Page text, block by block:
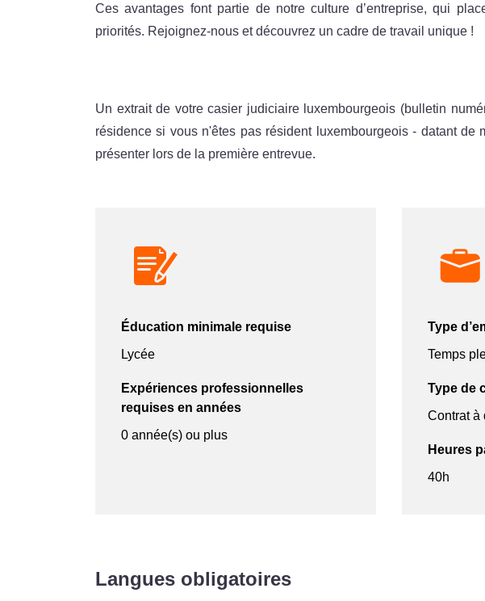
Ces avantages font partie de notre culture d’entreprise, qui
priorités. Rejoignez-nous et découvrez un cadre de travail unique !
Un extrait de votre casier judiciaire luxembourgeois (bulletin
résidence si vous n'êtes pas résident luxembourgeois - datant de
présenter lors de la première entrevue.
Éducation minimale requise
Lycée
Expériences professionnelles
requises en années
0 année(s) ou plus
Type
Temps
Type de
Contrat à
Heures
40h
Langues obligatoires